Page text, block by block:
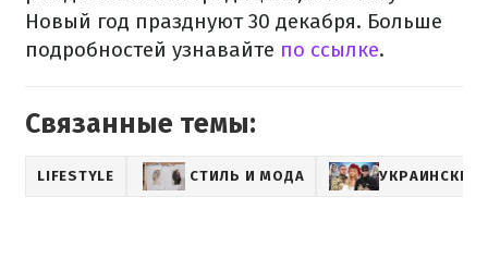
Новый год празднуют 30 декабря. Больше
подробностей узнавайте по ссылке.
Связанные темы:
LIFESTYLE СТИЛЬ И МОДА УКРАИНСКИЕ